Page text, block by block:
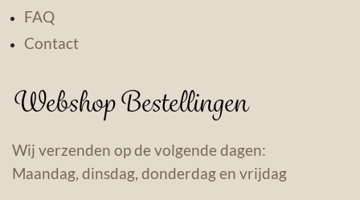
FAQ
Contact
Webshop Bestellingen
Wij verzenden op de volgende dagen:
Maandag, dinsdag, donderdag en vrijdag